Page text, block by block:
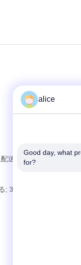
送オプションが利用で
3) 注文量を確認しPO
alice
Good day, what
for?